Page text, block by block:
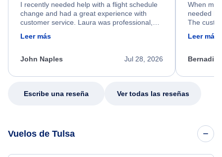
I recently needed help with a flight schedule
change and had a great experience with
customer service. Laura was professional,
friendly, and very helpful throughout the
process. She quickly found a solution and
appreciate her excellent service.
Leer más
Jul 28, 2026
John Naples
When my
needed
The
calm,
my issue.
Leer más
Escribe una reseña Ver todas las reseñas
Vuelos de Tulsa